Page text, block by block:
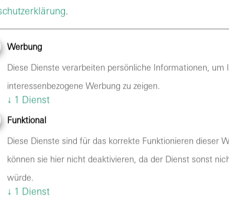
.
Werbung
Diese Dienste verarbeiten persönliche Informationen, um
interessenbezogene Werbung zu zeigen.
↓ 1 Dienst
Funktional
Diese Dienste sind für das korrekte Funktionieren dieser
können sie hier nicht deaktivieren, da der Dienst sonst
würde.
↓ 1 Dienst